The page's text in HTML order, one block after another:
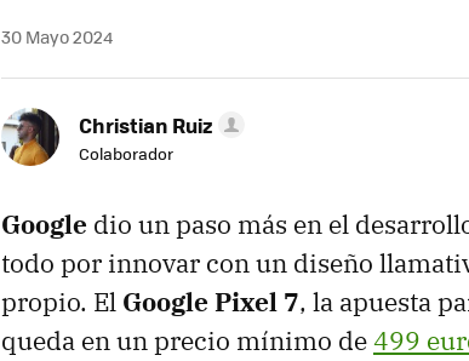
30 Mayo 2024
Christian Ruiz
Colaborador
Google dio un paso más en el
todo por innovar con un diseño
propio. El Google Pixel 7, la apuesta
queda en un precio mínimo de499